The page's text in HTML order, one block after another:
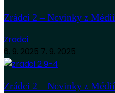
Zrádci 2 – Novinky z
Zradci
6. 9. 2025 7. 9. 2025
Zrádci 2 – Novinky z